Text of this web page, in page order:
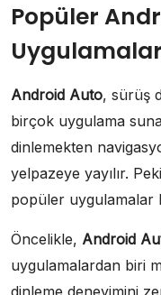
Popüler
Android Auto, sürüş
birçok uygulama
dinlemekten
yelpazeye yayılır.
popüler uygulamalar
Öncelikle, Android
uygulamalardan biri